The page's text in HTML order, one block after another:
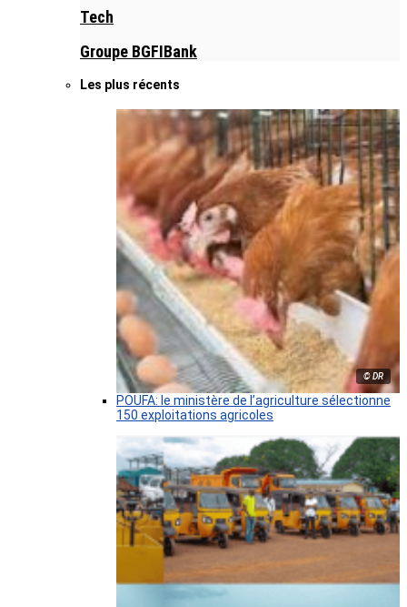
Tech
Groupe BGFIBank
Les plus récents
© DR
POUFA: le ministère de l’agriculture sélectionne
150 exploitations agricoles